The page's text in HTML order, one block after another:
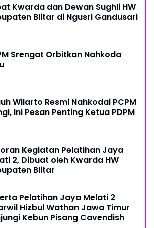
Kwarda dan Dewan Sughli HW
Blitar di Ngusri Gandusari
Srengat Orbitkan Nahkoda
Wilarto Resmi Nahkodai PCPM
Ini Pesan Penting Ketua PDPM
Kegiatan Pelatihan Jaya
2, Dibuat oleh Kwarda HW
Blitar
Pelatihan Jaya Melati 2
Hizbul Wathan Jawa Timur
Kebun Pisang Cavendish